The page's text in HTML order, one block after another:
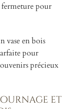
fermeture pour
vase en bois
pour
précieux
et